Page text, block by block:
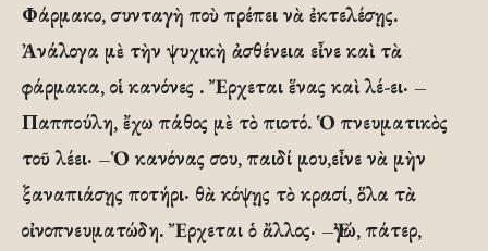
Φάρμακο, συνταγὴ ποὺ πρέπει νὰ ἐκτελέσῃς.
Ἀνάλογα μὲ τὴν ψυχικὴ ἀσθένεια εἶνε καὶ τὰ
φάρμακα, οἱ κανόνες . Ἔρχεται ἕνας καὶ λέ-ει· –
Παππούλη, ἔχω πάθος μὲ τὸ πιοτό. Ὁ πνευματικὸς
τοῦ λέει· –Ὁ κανόνας σου, παιδί μου,εἶνε νὰ μὴν
ξαναπιάσῃς ποτήρι· θὰ κόψῃς τὸ κρασί, ὅλα τὰ
οἰνοπνευματώδη. Ἔρχεται ὁ ἄλλος· –Ἐγώ, πάτερ,